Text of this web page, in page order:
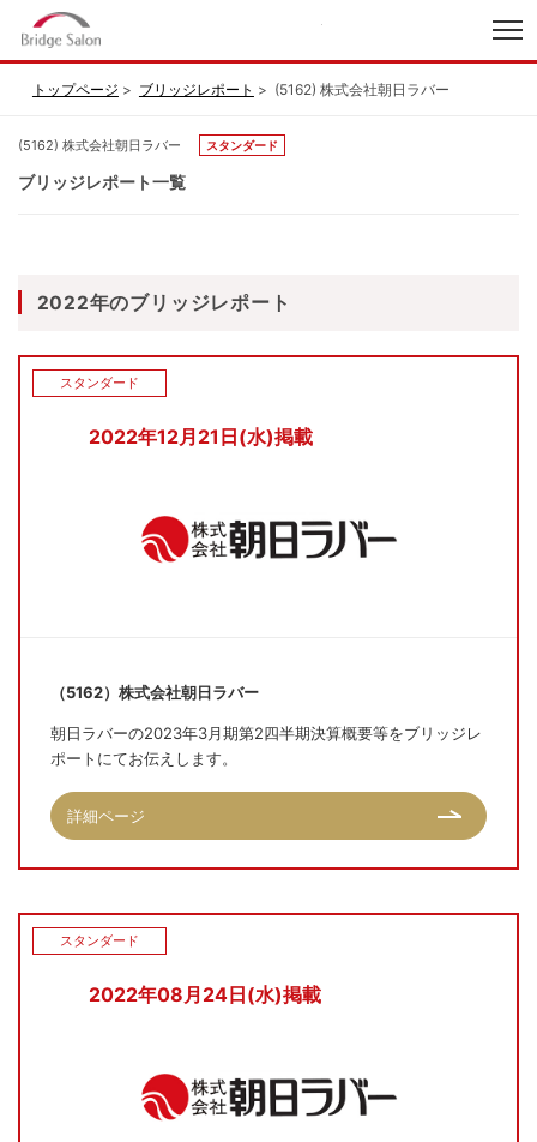
トップページ ブリッジレポート (5162) 株式会社朝日ラバー
(5162) 株式会社朝日ラバー スタンダード
ブリッジレポート一覧
2022年のブリッジレポート
2022年12月21日(水)掲載
スタンダード
（5162）株式会社朝日ラバー
朝日ラバーの2023年3月期第2四半期決算概要等をブリッジレ
ポートにてお伝えします。
詳細ページ
2022年08月24日(水)掲載
スタンダード